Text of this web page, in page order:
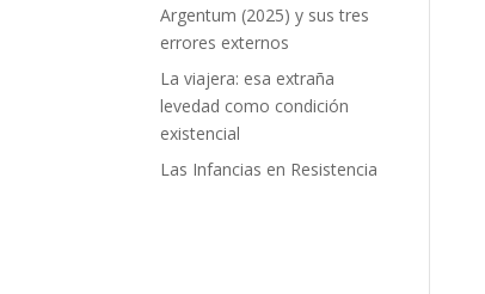
Argentum (2025) y sus tres
errores externos
La viajera: esa extraña
levedad como condición
existencial
Las Infancias en Resistencia